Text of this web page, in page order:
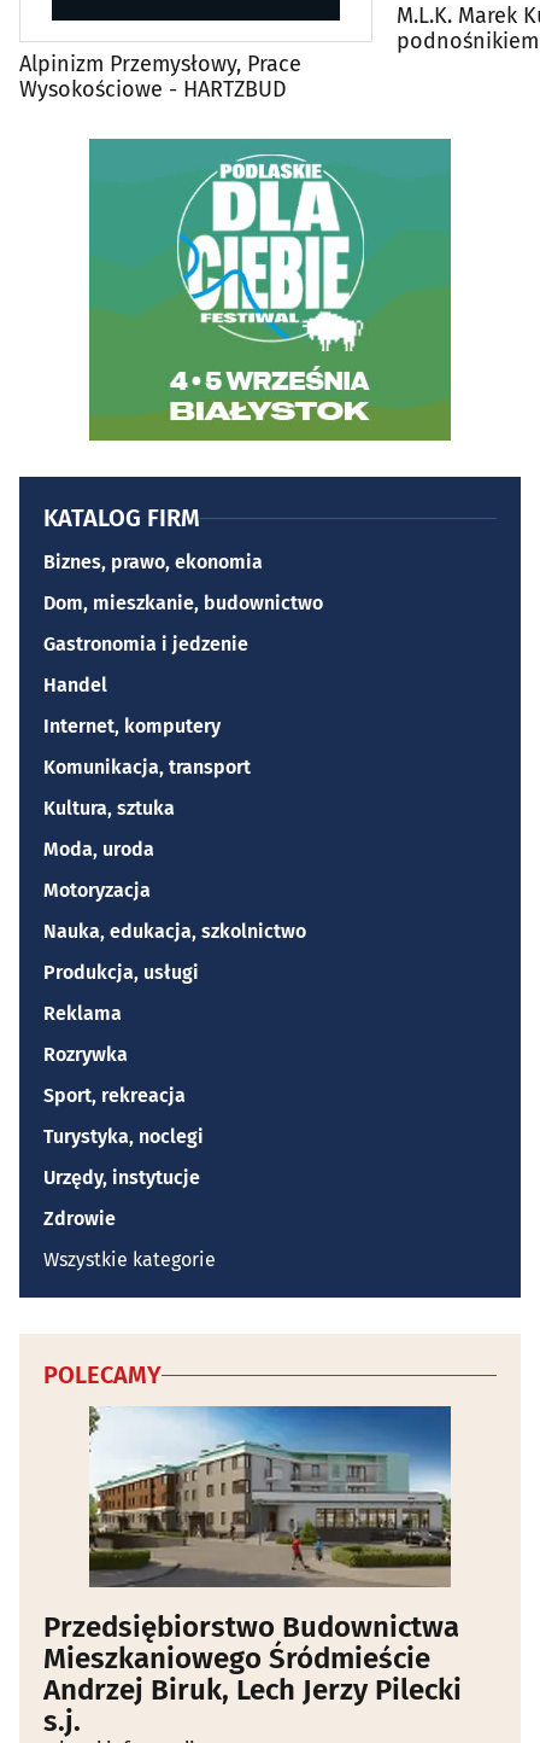
Alpinizm Przemysłowy, Prace
Wysokościowe - HARTZBUD
M.L.K. Marek
KATALOG FIRM
Biznes, prawo, ekonomia
Dom, mieszkanie, budownictwo
Gastronomia i jedzenie
Handel
Internet, komputery
Komunikacja, transport
Kultura, sztuka
Moda, uroda
Motoryzacja
Nauka, edukacja, szkolnictwo
Produkcja, usługi
Reklama
Rozrywka
Sport, rekreacja
Turystyka, noclegi
Urzędy, instytucje
Zdrowie
Wszystkie kategorie
POLECAMY
Przedsiębiorstwo Budownictwa
Mieszkaniowego Śródmieście
Andrzej Biruk, Lech Jerzy Pilecki
s.j.